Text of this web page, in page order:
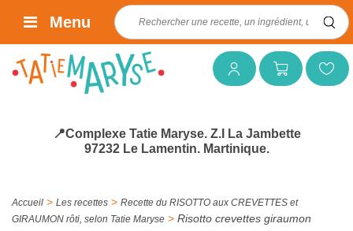
Mon compteMon panierMes favoris
Rechercher :
Menu
📍Complexe Tatie Maryse. Z.I La Jambette
97232 Le Lamentin. Martinique.
Accueil > Les recettes > Recette du RISOTTO aux CREVETTES et
GIRAUMON rôti, selon Tatie Maryse > Risotto crevettes giraumon